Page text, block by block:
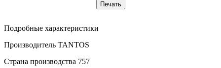
Печать
Подробные характеристики
Производитель TANTOS
Страна производства 757